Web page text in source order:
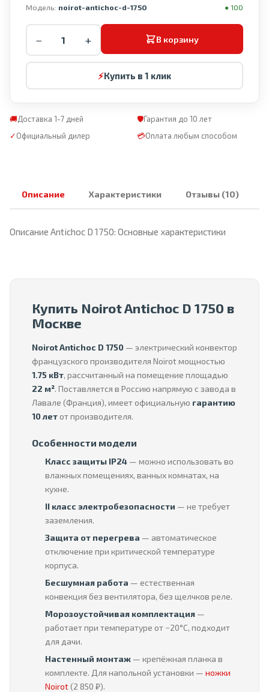
Модель: noirot-antichoc-d-1750 ● 100
− + В корзину
⚡Купить в 1 клик
🚚Доставка 1-7 дней 🛡Гарантия до 10 лет
✓Официальный дилер 💳Оплата любым способом
Описание Характеристики Отзывы (10)
Описание Antichoc D 1750: Основные характеристики
Купить Noirot Antichoc D 1750 в
Москве
Noirot Antichoc D 1750 — электрический конвектор
французского производителя Noirot мощностью
1.75 кВт, рассчитанный на помещение площадью
22 м². Поставляется в Россию напрямую с завода в
Лавале (Франция), имеет официальную гарантию
10 летот производителя.
Особенности модели
Класс защиты IP24 — можно использовать во
влажных помещениях, ванных комнатах, на
кухне.
II класс электробезопасности — не требует
заземления.
Защита от перегрева — автоматическое
отключение при критической температуре
корпуса.
Бесшумная работа — естественная
конвекция без вентилятора, без щелчков реле.
Морозоустойчивая комплектация —
работает при температуре от −20°C, подходит
для дачи.
Настенный монтаж — крепёжная планка в
комплекте. Для напольной установки — ножки
Noirot(2 850 ₽).